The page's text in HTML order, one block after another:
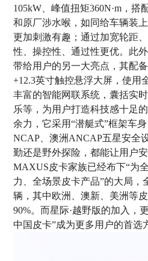
105kW、峰值扭矩360N·m，搭
和原厂涉水喉，如同给车辆装
更加刺激有趣；通过加宽轮距
性、操控性、通过性更优。此
带给用户的另一大亮点，其配
+12.3英寸触控悬浮大屏，使用
丰富的智能网联系统，囊括实
乐等，为用户打造科技感十足
余力，它采用“潜艇式”框架车
NCAP、澳洲ANCAP五星安全
勤还是野外探险，都能让用户
MAXUS皮卡家族已经布下“为
力、全场景皮卡产品”的大局，
辆，其中欧洲、澳新、美洲等
90%。而星际·越野版的加入，
中国皮卡”成为更多用户的首选